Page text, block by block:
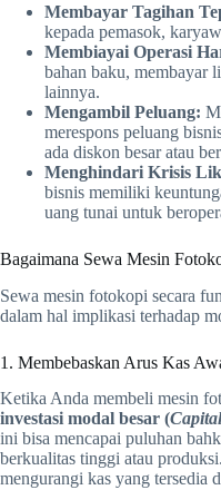
Membayar Tagihan
kepada pemasok,
Membiayai Operasi
bahan baku, membayar
lainnya.
Mengambil Peluang:
merespons peluang
ada diskon besar atau
Menghindari Krisis
bisnis memiliki
uang tunai untuk
Bagaimana Sewa Mesin
Sewa mesin fotokopi secara
dalam hal implikasi terhadap
1. Membebaskan Arus Kas
Ketika Anda membeli mesin
investasi modal besar (
ini bisa mencapai puluhan
berkualitas tinggi atau
mengurangi kas yang tersedia